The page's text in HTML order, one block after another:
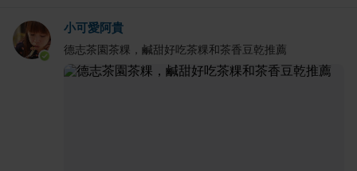
小可愛阿貴
德志茶園茶粿，鹹甜好吃茶粿和茶香豆乾推薦